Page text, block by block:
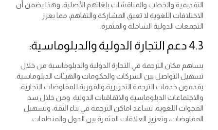
التقديمية والخطب والمناقشات بلغاتهم الأصلية. وهذا يضمن أن
الاختلافات اللغوية لا تعيق المشاركة والتفاهم، مما يعزز
التجمعات الدولية الشاملة والمثمرة.
4.3 دعم التجارة الدولية والدبلوماسية:
يساهم مكان الترجمة في التجارة الدولية والدبلوماسية من خلال
تسهيل التواصل بين الشركات والحكومات والهيئات الدبلوماسية.
يقدمون خدمات الترجمة التحريرية والفورية للمفاوضات التجارية
والاجتماعات الدبلوماسية والاتفاقيات الدولية. ومن خلال سد
الفجوات اللغوية، تساعد اماكن الترجمة في بناء الثقة، وتسهيل
المفاوضات، وتعزيز العلاقات المثمرة بين الدول والمنظمات.